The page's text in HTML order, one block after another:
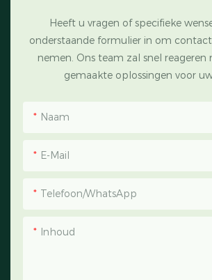
Heeft u vragen of specifieke
onderstaande formulier in om
nemen. Ons team zal snel
gemaakte oplossingen voor
Naam
E-Mail
Telefoon/WhatsApp
Inhoud